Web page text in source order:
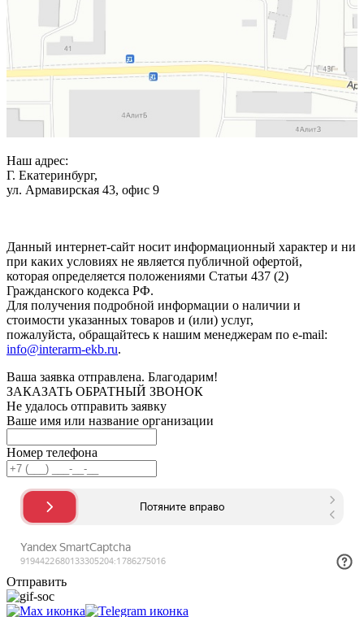
Наш адрес:
Г. Екатеринбург,
ул. Армавирская 43, офис 9
Данный интернет-сайт носит информационный характер и ни
при каких условиях не является публичной офертой,
которая определяется положениями Статьи 437 (2)
Гражданского кодекса РФ.
Для получения подробной информации о наличии и
стоимости указанных товаров и (или) услуг,
пожалуйста, обращайтесь к нашим менеджерам по e-mail:
info@interarm-ekb.ru.
Ваша заявка отправлена. Благодарим!
ЗАКАЗАТЬ ОБРАТНЫЙ ЗВОНОК
Не удалось отправить заявку
Ваше имя или название организации
Номер телефона
Отправить